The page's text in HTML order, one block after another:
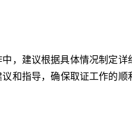
，建议根据具体情况制定详
和指导，确保取证工作的顺